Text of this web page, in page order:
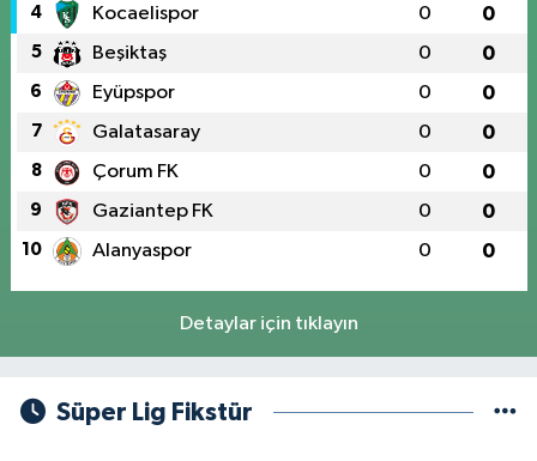
4 Kocaelispor 0 0
5 Beşiktaş 0 0
6 Eyüpspor 0 0
7 Galatasaray 0 0
8 Çorum FK 0 0
9 Gaziantep FK 0 0
10 Alanyaspor 0 0
Detaylar için tıklayın
Süper Lig Fikstür